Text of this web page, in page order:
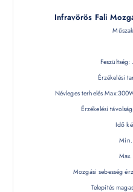
Infravörös Fali
Érzékelési
Névleges terhelés
Érzékelési
Idő
Mozgási sebesség
Telepítés